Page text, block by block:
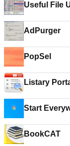
Useful File
AdPurger
PopSel
Listary
Start
BookCAT